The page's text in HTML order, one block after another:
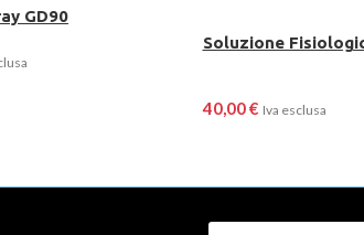
GD90
Soluzione
40,00€ Iva esclusa